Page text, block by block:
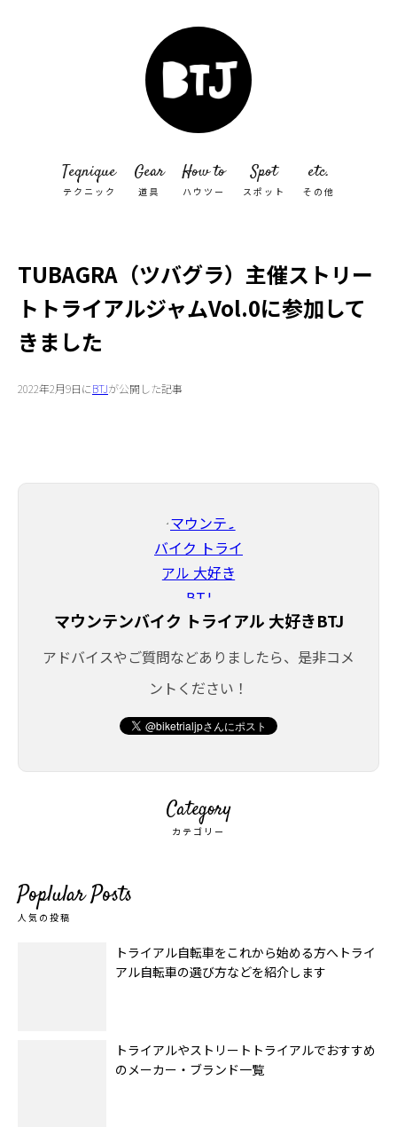
Teqnique
テクニック
Gear
道具
How to
ハウツー
Spot
スポット
etc.
その他
TUBAGRA（ツバグラ）主催ストリー
トトライアルジャムVol.0に参加して
きました
2022年2月9日にBTJが公開した記事
マウンテンバイク トライアル 大好きBTJ
アドバイスやご質問などありましたら、是非コメ
ントください！
Category
カテゴリー
Poplular Posts
人気の投稿
トライアル自転車をこれから始める方へトライ
アル自転車の選び方などを紹介します
トライアルやストリートトライアルでおすすめ
のメーカー・ブランド一覧